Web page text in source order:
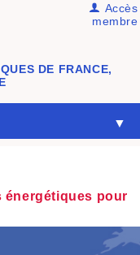
DE FRANCE,
Accès
membre
▼
énergétiques pour